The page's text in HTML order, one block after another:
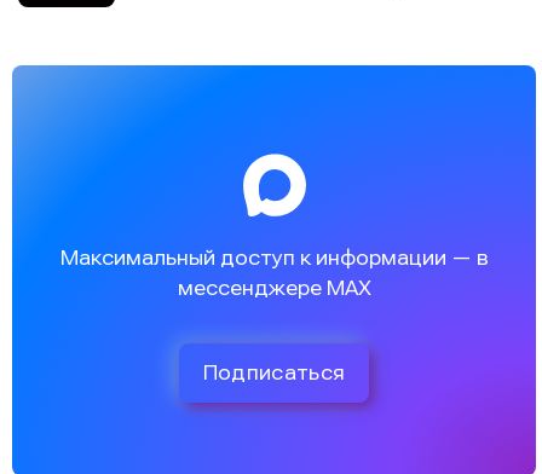
Максимальный доступ к информации — в
мессенджере MAX
Подписаться